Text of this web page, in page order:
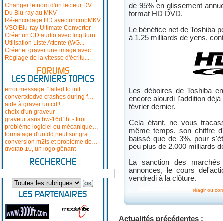
Changer le nom d'un lecteur DV...
Du Blu-ray au MKV
Ré-encodage HD avec uncropMKV
VSO Blu-ray Ultimate Converter
Créer un CD audio avec ImgBurn
Utilisation Liste Attente (WG...
Créer et graver une image avec...
Réglage de la vitesse d'écritu...
FORUMS
LES DERNIERS TOPICS
error message: "failed to init…
convertxtodvd crashes during f…
aide à graver un cd !
choix d'un graveur
graveur asus bw-16d1ht - tiroi…
problème logiciel ou mécanique…
formatage d'un dd neuf sur gra…
conversion m2ts et problème de…
dvdfab 10, un logo gênant
RECHERCHE
LES PARTENAIRES
de 95% en glissement
format HD DVD.
Le bénéfice net de Toshiba
à 1.25 milliards de yens,
Les déboires de Toshiba
encore alourdi l'addition
février dernier.
Cela étant, ne vous
même temps, son chiffre
baissé que de 3%, pour
peu plus de 2.000 milliards
La sanction des
annonces, le cours
vendredi à la clôture.
réagir ou
Actualités précédentes :